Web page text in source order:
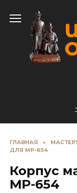
содержанию
ГЛАВНАЯ »
ДЛЯ МР-654
Корпус
МР-654